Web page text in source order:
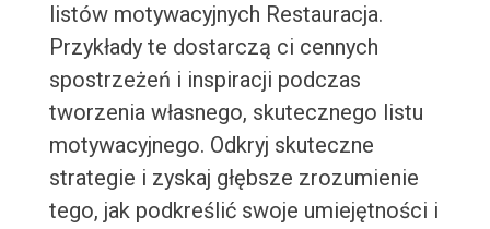
listów motywacyjnych Restauracja.
Przykłady te dostarczą ci cennych
spostrzeżeń i inspiracji podczas
tworzenia własnego, skutecznego listu
motywacyjnego. Odkryj skuteczne
strategie i zyskaj głębsze zrozumienie
tego, jak podkreślić swoje umiejętności i